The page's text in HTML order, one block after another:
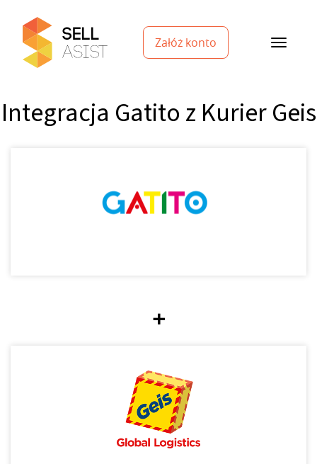
Załóż konto
Integracja Gatito z Kurier Geis
+